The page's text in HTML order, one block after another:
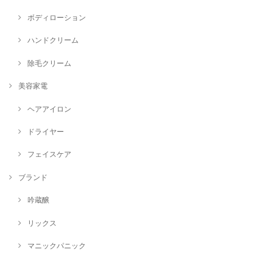
ボディローション
ハンドクリーム
除毛クリーム
美容家電
ヘアアイロン
ドライヤー
フェイスケア
ブランド
吟蔵醸
リックス
マニックパニック